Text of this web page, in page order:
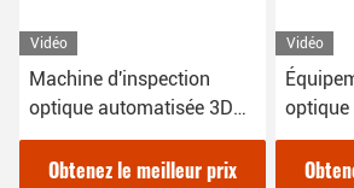
d'inspection
automatisée 3D
Windows 10
le meilleur prix
Équipement
optique
résolution AOI
Obtenez le